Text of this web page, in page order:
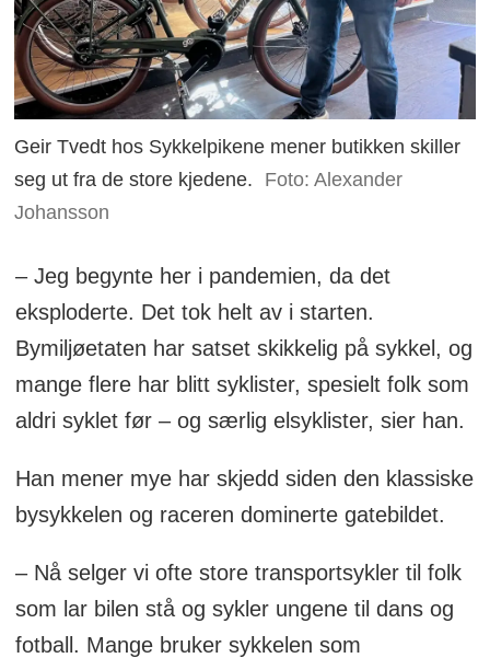
Geir Tvedt hos Sykkelpikene mener butikken skiller
seg ut fra de store kjedene.
Foto: Alexander
Johansson
– Jeg begynte her i pandemien, da det
eksploderte. Det tok helt av i starten.
Bymiljøetaten har satset skikkelig på sykkel, og
mange flere har blitt syklister, spesielt folk som
aldri syklet før – og særlig elsyklister, sier han.
Han mener mye har skjedd siden den klassiske
bysykkelen og raceren dominerte gatebildet.
– Nå selger vi ofte store transportsykler til folk
som lar bilen stå og sykler ungene til dans og
fotball. Mange bruker sykkelen som